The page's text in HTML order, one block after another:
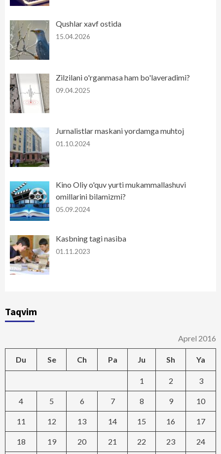
Qushlar xavf ostida
15.04.2026
Zilzilani o'rganmasa ham bo'laveradimi?
09.04.2025
Jurnalistlar maskani yordamga muhtoj
01.10.2024
Kino Oliy o'quv yurti mukammallashuvi
omillarini bilamizmi?
05.09.2024
Kasbning tagi nasiba
01.11.2023
Taqvim
Aprel 2016
Du Se Ch Pa Ju Sh Ya
1 2 3
4 5 6 7 8 9 10
11 12 13 14 15 16 17
18 19 20 21 22 23 24